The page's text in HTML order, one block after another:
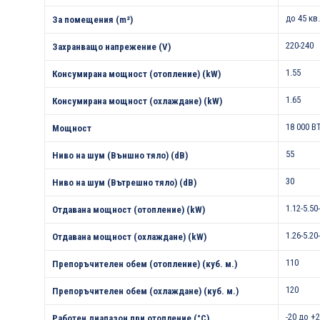
За помещения (m²) до 45
Захранващо напрежение (V) 220-240
Консумирана мощност (отопление) (kW) 1.55
Консумирана мощност (охлаждане) (kW) 1.65
Мощност 18 000
Ниво на шум (Външно тяло) (dB) 55
Ниво на шум (Вътрешно тяло) (dB) 30
Отдавана мощност (отопление) (kW) 1.12-
Отдавана мощност (охлаждане) (kW) 1.26-
Препоръчителен обем (отопление) (куб. м.) 110
Препоръчителен обем (охлаждане) (куб. м.) 120
-20 до